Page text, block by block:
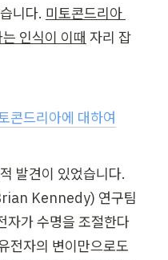
니다. 미토콘드리아
인식이 이때 자리 잡
콘드리아에 대하여
발견이 있었습니다.
Kennedy) 연구팀
가 수명을 조절한다
전자의 변이만으로도